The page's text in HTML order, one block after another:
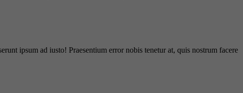
ipsum ad iusto! Praesentium error nobis tenetur at, quis nostrum facere